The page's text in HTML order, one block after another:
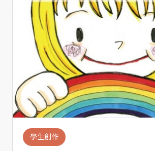
學生創作